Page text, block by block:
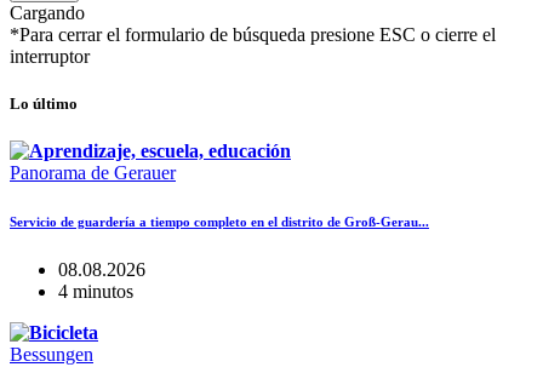
Cargando
*Para cerrar el formulario de búsqueda presione ESC o cierre el
interruptor
Lo último
Panorama de Gerauer
Servicio de guardería a tiempo completo en el distrito de Groß-Gerau...
08.08.2026
4 minutos
Bessungen